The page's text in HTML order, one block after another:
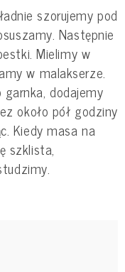
szorujemy pod
Następnie
Mielimy w
w malakserze.
dodajemy
około pół godziny
Kiedy masa na
szklista,